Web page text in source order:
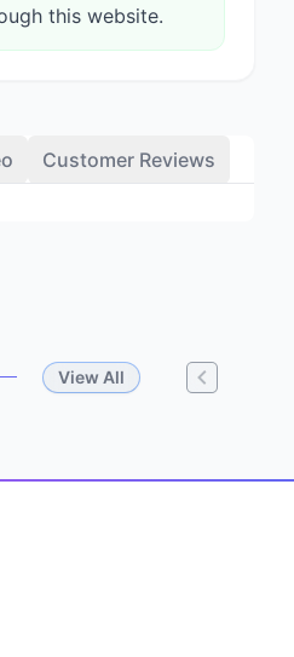
this website.
Customer Reviews
View All